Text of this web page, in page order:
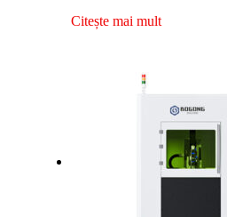
Citește mai mult